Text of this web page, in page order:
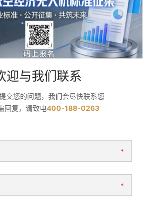
迎与我们联系
交您的问题，我们会尽快联系您
回复，请致电400-188-0263
*
*